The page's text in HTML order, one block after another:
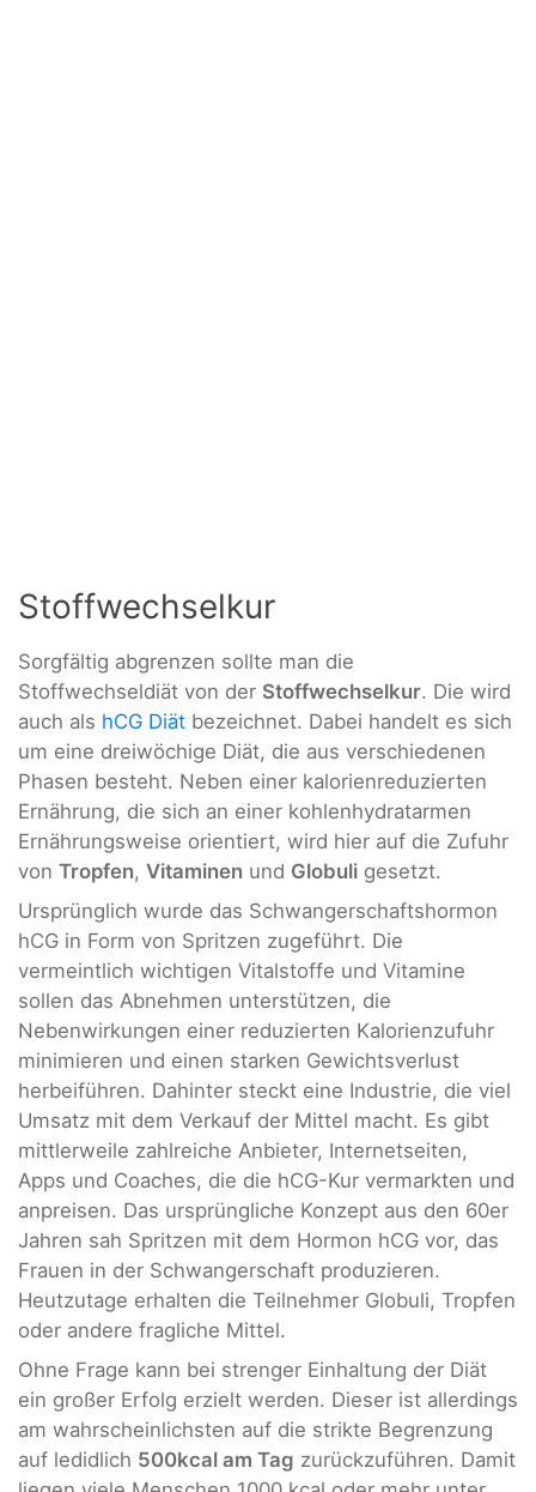
Stoffwechselkur
Sorgfältig abgrenzen sollte man die
Stoffwechseldiät von der Stoffwechselkur. Die wird
auch als hCG Diät bezeichnet. Dabei handelt es sich
um eine dreiwöchige Diät, die aus verschiedenen
Phasen besteht. Neben einer kalorienreduzierten
Ernährung, die sich an einer kohlenhydratarmen
Ernährungsweise orientiert, wird hier auf die Zufuhr
von Tropfen, Vitaminen und Globuli gesetzt.
Ursprünglich wurde das Schwangerschaftshormon
hCG in Form von Spritzen zugeführt. Die
vermeintlich wichtigen Vitalstoffe und Vitamine
sollen das Abnehmen unterstützen, die
Nebenwirkungen einer reduzierten Kalorienzufuhr
minimieren und einen starken Gewichtsverlust
herbeiführen. Dahinter steckt eine Industrie, die viel
Umsatz mit dem Verkauf der Mittel macht. Es gibt
mittlerweile zahlreiche Anbieter, Internetseiten,
Apps und Coaches, die die hCG-Kur vermarkten und
anpreisen. Das ursprüngliche Konzept aus den 60er
Jahren sah Spritzen mit dem Hormon hCG vor, das
Frauen in der Schwangerschaft produzieren.
Heutzutage erhalten die Teilnehmer Globuli, Tropfen
oder andere fragliche Mittel.
Ohne Frage kann bei strenger Einhaltung der Diät
ein großer Erfolg erzielt werden. Dieser ist allerdings
am wahrscheinlichsten auf die strikte Begrenzung
auf ledidlich 500kcal am Tag zurückzuführen. Damit